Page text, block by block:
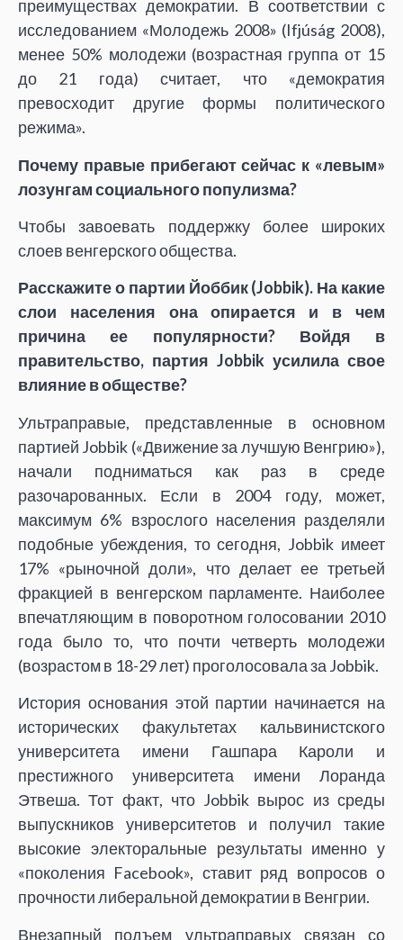
преимуществах демократии. В соответствии с
исследованием «Молодежь 2008» (Ifjúság 2008),
менее 50% молодежи (возрастная группа от 15
до 21 года) считает, что «демократия
превосходит другие формы политического
режима».
Почему правые прибегают сейчас к «левым»
лозунгам социального популизма?
Чтобы завоевать поддержку более широких
слоев венгерского общества.
Расскажите о партии Йоббик (Jobbik). На какие
слои населения она опирается и в чем
причина ее популярности? Войдя в
правительство, партия Jobbik усилила свое
влияние в обществе?
Ультраправые, представленные в основном
партией Jobbik («Движение за лучшую Венгрию»),
начали подниматься как раз в среде
разочарованных. Если в 2004 году, может,
максимум 6% взрослого населения разделяли
подобные убеждения, то сегодня, Jobbik имеет
17% «рыночной доли», что делает ее третьей
фракцией в венгерском парламенте. Наиболее
впечатляющим в поворотном голосовании 2010
года было то, что почти четверть молодежи
(возрастом в 18-29 лет) проголосовала за Jobbik.
История основания этой партии начинается на
исторических факультетах кальвинистского
университета имени Гашпара Кароли и
престижного университета имени Лоранда
Этвеша. Тот факт, что Jobbik вырос из среды
выпускников университетов и получил такие
высокие электоральные результаты именно у
«поколения Facebook», ставит ряд вопросов о
прочности либеральной демократии в Венгрии.
Внезапный подъем ультраправых связан со